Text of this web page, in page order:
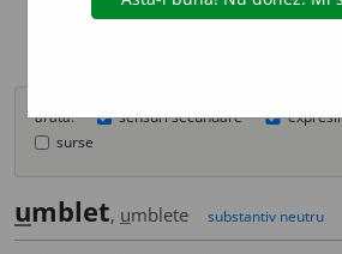
arată: sensuri secundare expresii
surse
umblet, umblete substantiv neutru